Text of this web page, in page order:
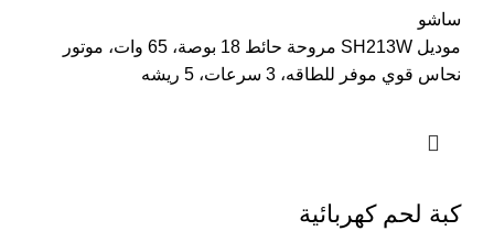
ساشو
موديل SH213W مروحة حائط 18 بوصة، 65 وات، موتور
نحاس قوي موفر للطاقه، 3 سرعات، 5 ريشه
كبة لحم كهربائية